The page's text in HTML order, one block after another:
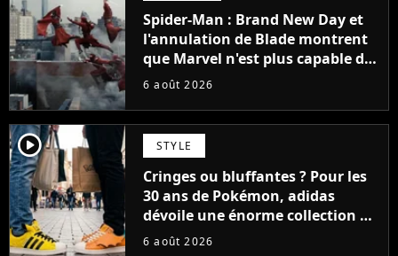
Spider-Man : Brand New Day et
l'annulation de Blade montrent
que Marvel n'est plus capable de
faire quoi que ce soit de simple
6 août 2026
player2 STYLE
Cringes ou bluffantes ? Pour les
30 ans de Pokémon, adidas
dévoile une énorme collection de
sneakers et je ne sais pas quoi en
6 août 2026